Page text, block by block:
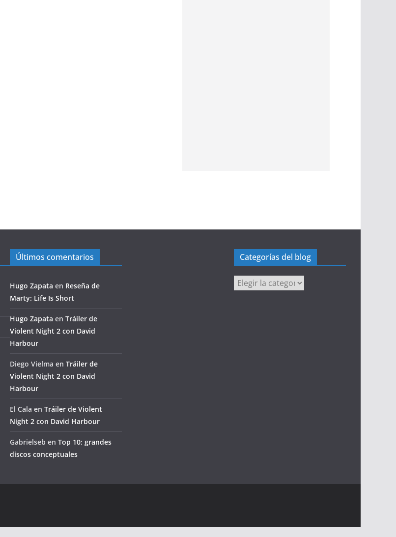
Últimos comentarios
Hugo Zapata en Reseña de
Marty: Life Is Short
Hugo Zapata en Tráiler de
Violent Night 2 con David
Harbour
Diego Vielma en Tráiler de
Violent Night 2 con David
Harbour
El Cala en Tráiler de Violent
Night 2 con David Harbour
Gabrielseb en Top 10: grandes
discos conceptuales
Categorías del blog
Categorías
del